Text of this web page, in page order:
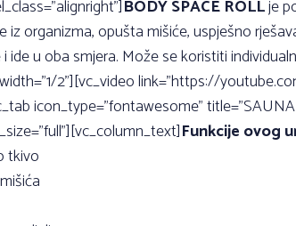
BODY SPACE ROLLje
iz organizma, opušta mišiće, uspješno
ide u oba smjera. Može se koristiti
2”][vc_video link=”https://
icon_type=”fontawesome”
Funkcije ovog
tkivo